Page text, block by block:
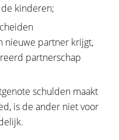
kinderen;
nieuwe partner krijgt,
partnerschap
schulden maakt
is de ander niet voor